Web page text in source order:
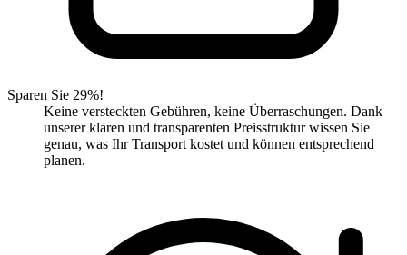
Sparen Sie 29%!
Keine versteckten Gebühren, keine Überraschungen. Dank
unserer klaren und transparenten Preisstruktur wissen Sie
genau, was Ihr Transport kostet und können entsprechend
planen.